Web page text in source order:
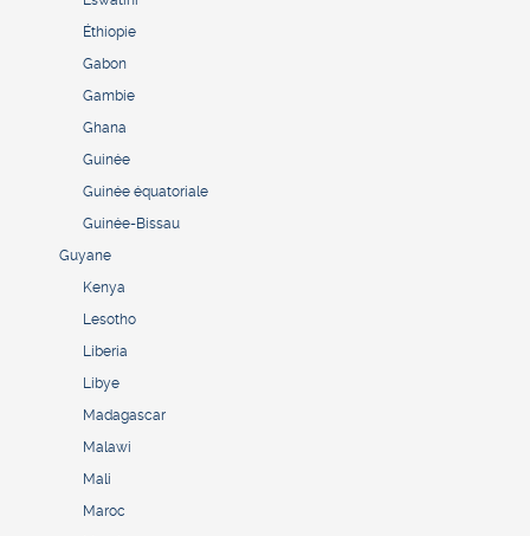
Éthiopie
Gabon
Gambie
Ghana
Guinée
Guinée équatoriale
Guinée-Bissau
Guyane
Kenya
Lesotho
Liberia
Libye
Madagascar
Malawi
Mali
Maroc